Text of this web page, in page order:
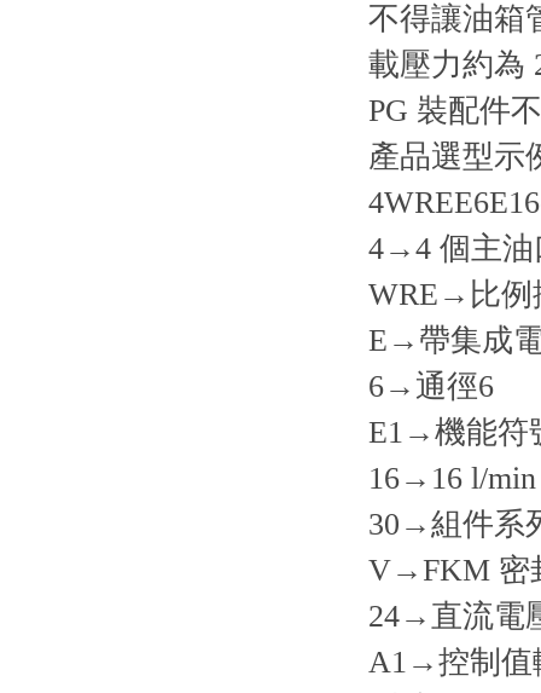
不得讓油箱
載壓力約為
PG 裝配件
產品選型示
4→4 個主油
WRE→比例
E→帶集成
6→通徑6
E1→機能符
16→16 l/min
30→組件系
V→FKM 密
24→直流電
A1→控制值